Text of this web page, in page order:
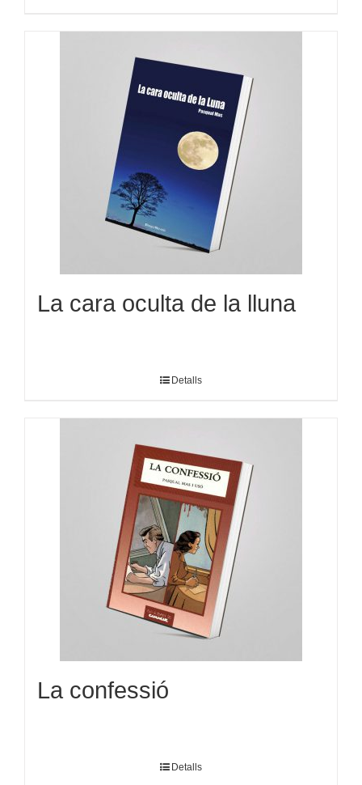
La cara oculta de la lluna
Detalls
La confessió
Detalls